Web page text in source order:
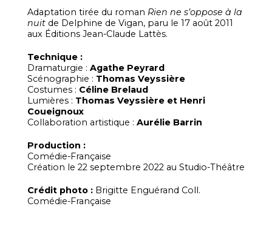
Adaptation tirée du roman Rien ne s’oppose à la
nuit de Delphine de Vigan, paru le 17 août 2011
aux Éditions Jean-Claude Lattès.
Technique :
Dramaturgie : Agathe Peyrard
Scénographie : Thomas Veyssière
Costumes : Céline Brelaud
Lumières : Thomas Veyssière et Henri
Coueignoux
Collaboration artistique : Aurélie Barrin
Production :
Comédie-Française
Création le 22 septembre 2022 au Studio-Théâtre
Crédit photo :Brigitte Enguérand Coll.
Comédie-Française